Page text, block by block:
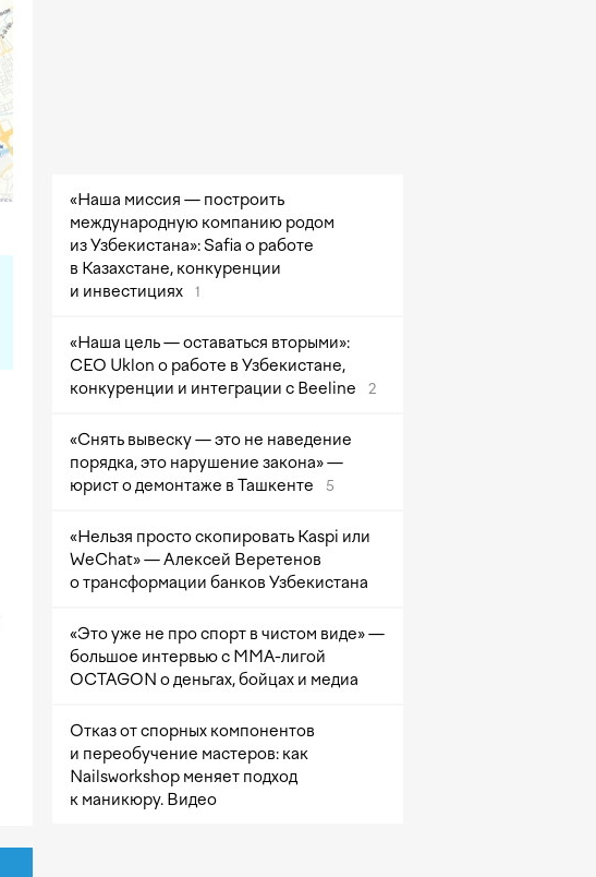
«Наша миссия — построить
международную компанию родом
из Узбекистана»: Safia о работе
в Казахстане, конкуренции
и инвестициях
1
«Наша цель — оставаться вторыми»:
CEO Uklon о работе в Узбекистане,
конкуренции и интеграции с Beeline
2
«Снять вывеску — это не наведение
порядка, это нарушение закона» —
юрист о демонтаже в Ташкенте
5
«Нельзя просто скопировать Kaspi или
WeChat» — Алексей Веретенов
о трансформации банков Узбекистана
«Это уже не про спорт в чистом виде» —
большое интервью с ММА-лигой
OCTAGON о деньгах, бойцах и медиа
Отказ от спорных компонентов
и переобучение мастеров: как
Nailsworkshop меняет подход
к маникюру. Видео